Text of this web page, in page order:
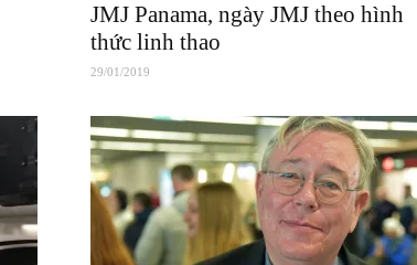
JMJ Panama, ngày JMJ theo hình
thức linh thao
29/01/2019